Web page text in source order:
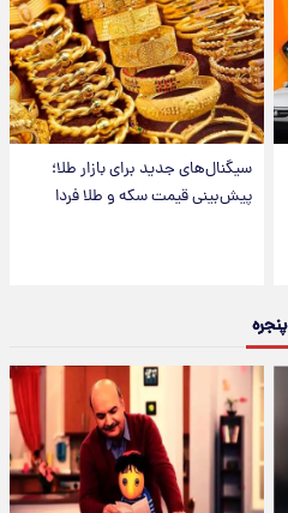
سیگنال‌های جدید برای بازار طلا؛
پیش‌بینی قیمت سکه و طلا فردا
پنجره